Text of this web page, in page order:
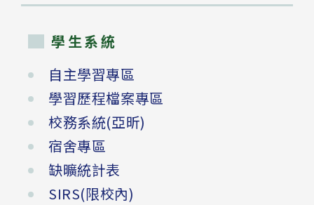
學生系統
自主學習專區
學習歷程檔案專區
校務系統(亞昕)
宿舍專區
缺曠統計表
SIRS(限校內)